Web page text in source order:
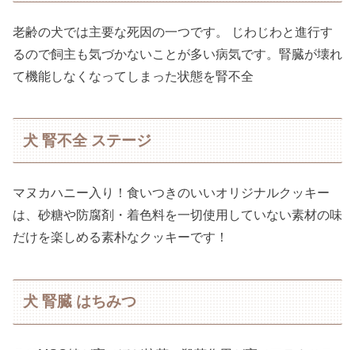
老齢の犬では主要な死因の一つです。 じわじわと進行す
るので飼主も気づかないことが多い病気です。腎臓が壊れ
て機能しなくなってしまった状態を腎不全
犬 腎不全 ステージ
マヌカハニー入り！食いつきのいいオリジナルクッキー
は、砂糖や防腐剤・着色料を一切使用していない素材の味
だけを楽しめる素朴なクッキーです！
犬 腎臓 はちみつ